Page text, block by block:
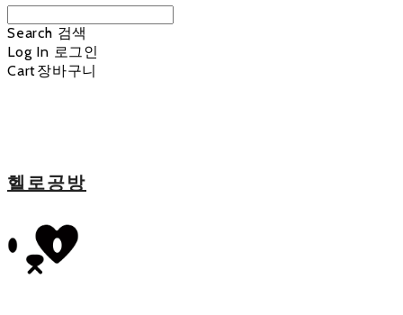
Search 검색
Log In 로그인
Cart장바구니
헬로공방